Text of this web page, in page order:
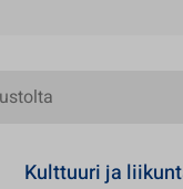
Kulttuuri ja